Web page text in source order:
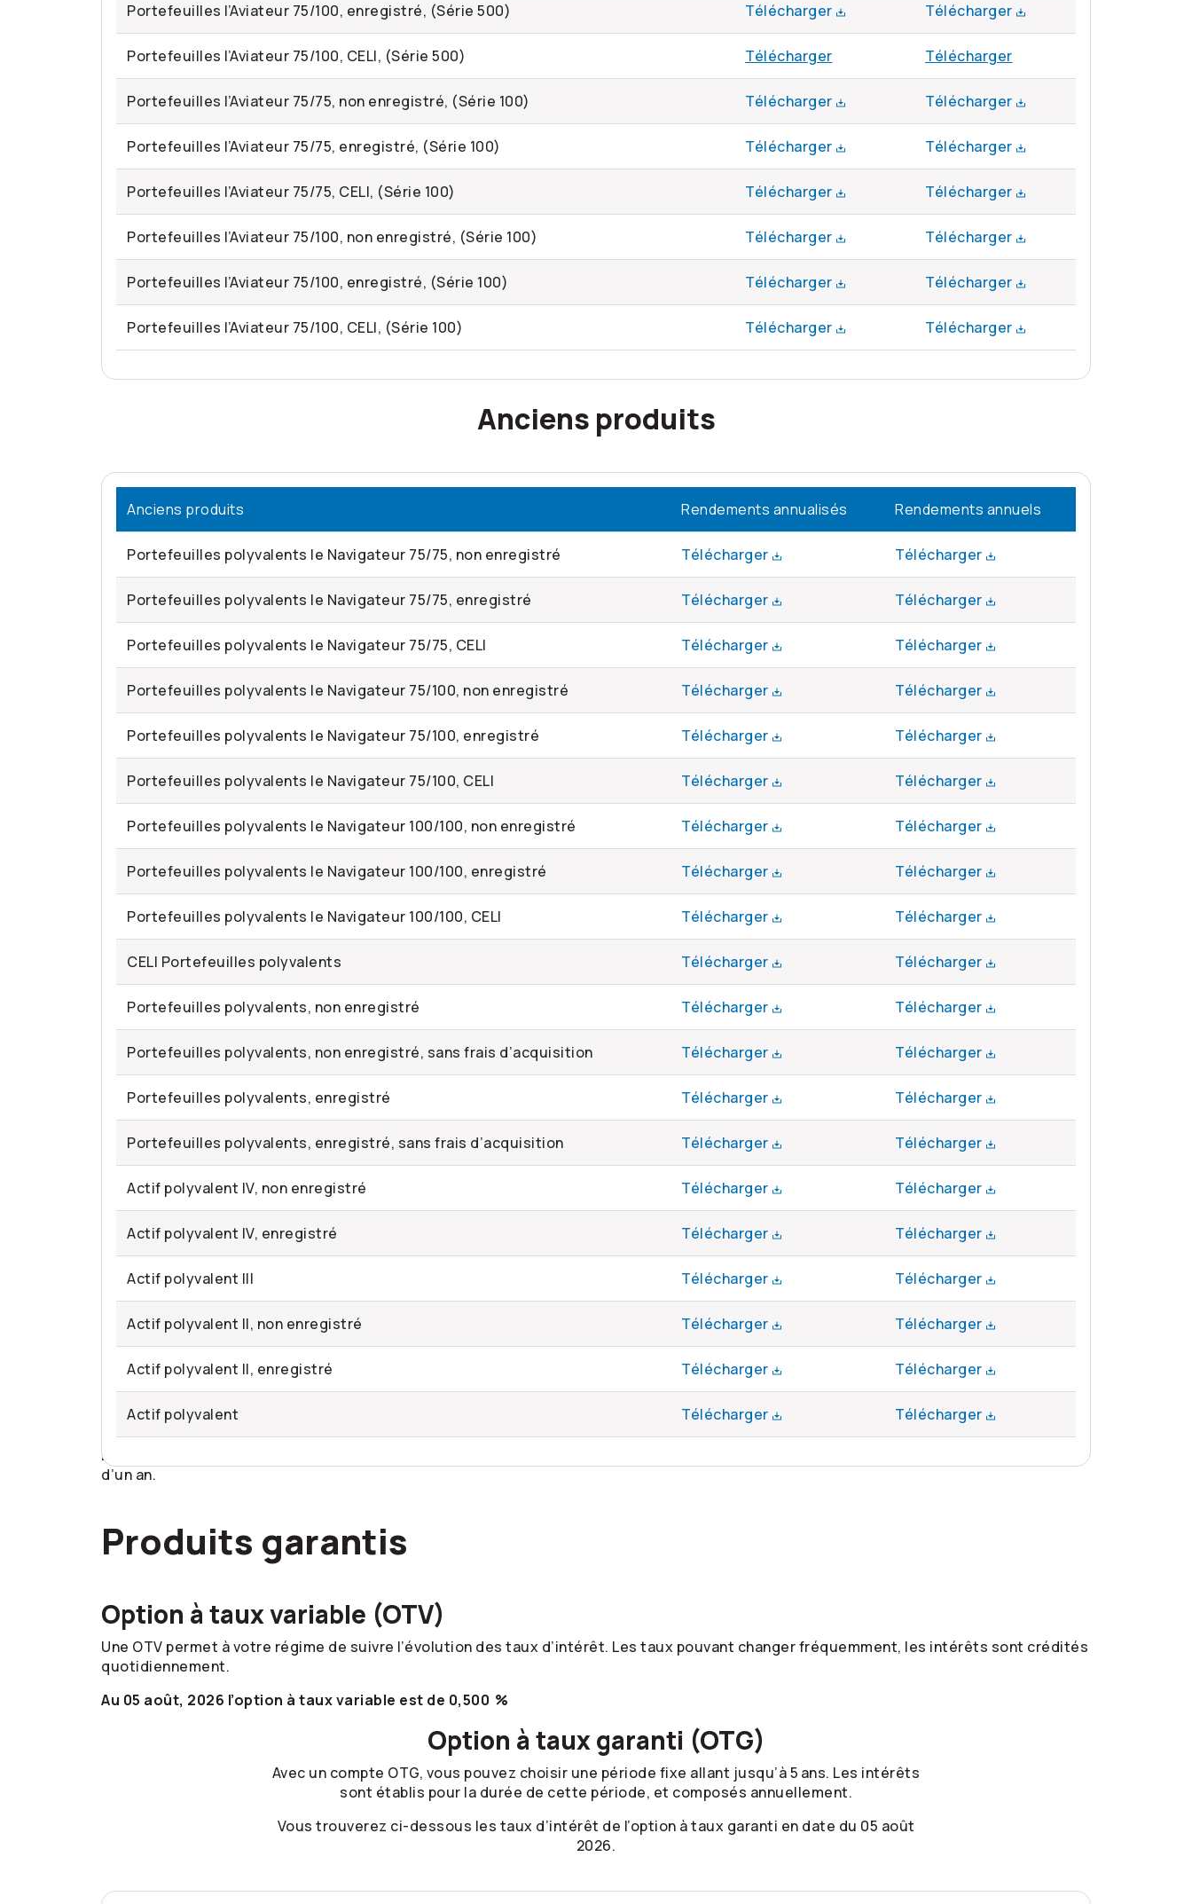
Portefeuilles l’Aviateur 75/100, enregistré, (Série 500) Télécharger Télécharger
Portefeuilles l’Aviateur 75/100, CELI, (Série 500) Télécharger Télécharger
Portefeuilles l’Aviateur 75/75, non enregistré, (Série 100) Télécharger Télécharger
Portefeuilles l’Aviateur 75/75, enregistré, (Série 100) Télécharger Télécharger
Portefeuilles l’Aviateur 75/75, CELI, (Série 100) Télécharger Télécharger
Portefeuilles l’Aviateur 75/100, non enregistré, (Série 100) Télécharger Télécharger
Portefeuilles l’Aviateur 75/100, enregistré, (Série 100) Télécharger Télécharger
Portefeuilles l’Aviateur 75/100, CELI, (Série 100) Télécharger Télécharger
Anciens produits
Anciens produits Rendements annualisés Rendements annuels
Portefeuilles polyvalents le Navigateur 75/75, non enregistré Télécharger Télécharger
Portefeuilles polyvalents le Navigateur 75/75, enregistré Télécharger Télécharger
Portefeuilles polyvalents le Navigateur 75/75, CELI Télécharger Télécharger
Portefeuilles polyvalents le Navigateur 75/100, non enregistré Télécharger Télécharger
Portefeuilles polyvalents le Navigateur 75/100, enregistré Télécharger Télécharger
Portefeuilles polyvalents le Navigateur 75/100, CELI Télécharger Télécharger
Portefeuilles polyvalents le Navigateur 100/100, non enregistré Télécharger Télécharger
Portefeuilles polyvalents le Navigateur 100/100, enregistré Télécharger Télécharger
Portefeuilles polyvalents le Navigateur 100/100, CELI Télécharger Télécharger
CELI Portefeuilles polyvalents Télécharger Télécharger
Portefeuilles polyvalents, non enregistré Télécharger Télécharger
Portefeuilles polyvalents, non enregistré, sans frais d’acquisition Télécharger Télécharger
Portefeuilles polyvalents, enregistré Télécharger Télécharger
Portefeuilles polyvalents, enregistré, sans frais d’acquisition Télécharger Télécharger
Actif polyvalent IV, non enregistré Télécharger Télécharger
Actif polyvalent IV, enregistré Télécharger Télécharger
Actif polyvalent III Télécharger Télécharger
Actif polyvalent II, non enregistré Télécharger Télécharger
Actif polyvalent II, enregistré Télécharger Télécharger
Actif polyvalent Télécharger Télécharger
En raison de la réglementation sur les valeurs mobilières, il n’est pas permis de publier l’information sur le rendement des fonds de moins
d’un an.
Produits garantis
Option à taux variable (OTV)
Une OTV permet à votre régime de suivre l’évolution des taux d’intérêt. Les taux pouvant changer fréquemment, les intérêts sont crédités
quotidiennement.
Au 05 août, 2026 l’option à taux variable est de 0,500 %
Option à taux garanti (OTG)
Avec un compte OTG, vous pouvez choisir une période fixe allant jusqu’à 5 ans. Les intérêts
sont établis pour la durée de cette période, et composés annuellement.
Vous trouverez ci-dessous les taux d’intérêt de l’option à taux garanti en date du 05 août
2026.